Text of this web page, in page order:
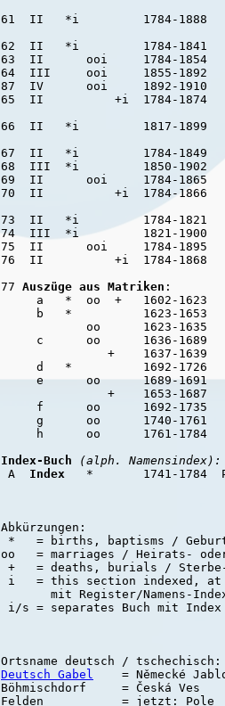
61  II   *i         1784-1888
62  II   *i         1784-1841
63  II      ooi     1784-1854
64  III     ooi     1855-1892
87  IV      ooi     1892-1910
65  II          +i  1784-1874
66  II   *i         1817-1899
67  II   *i         1784-1849
68  III  *i         1850-1902
69  II      ooi     1784-1865
70  II          +i  1784-1866
73  II   *i         1784-1821
74  III  *i         1821-1900
75  II      ooi     1784-1895
76  II          +i  1784-1868
77 Auszüge aus Matriken :
     a   *  oo  +   1602-1623
     b   *          1623-1653
            oo      1623-1635
     c      oo      1636-1689
               +    1637-1639
     d   *          1692-1726
     e      oo      1689-1691
               +    1653-1687
     f      oo      1692-1735
     g      oo      1740-1761
     h      oo      1761-1784
Index-Buch
(alph. Namensindex):
A Index
Abkürzungen:
*   = births, baptisms /
oo   = marriages / Heirats-
+   = deaths, burials / Sterbe-
i   = this section indexed,
mit Register/Namens-
Deutsch Gabel
= Německé
Böhmischdorf     = Česká Ves
Felden           = jetzt: Pole